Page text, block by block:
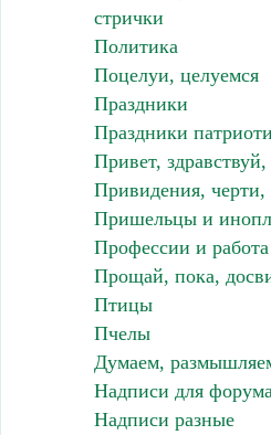
стрички
Политика
Поцелуи, целуемся
Праздники
Праздники
Привет,
Привидения, черти,
Пришельцы и
Профессии и работа
Прощай, пока,
Птицы
Пчелы
Думаем,
Надписи для
Надписи разные